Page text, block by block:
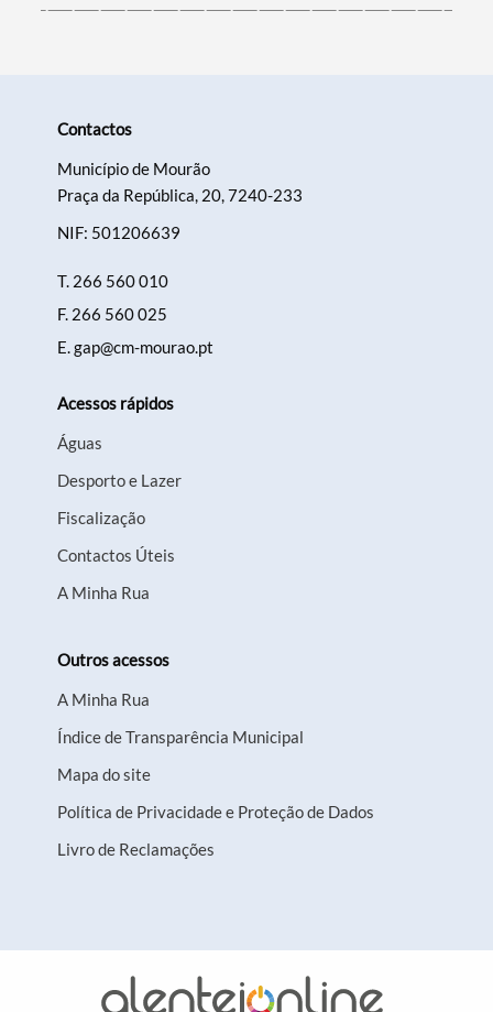
Contactos
Município de Mourão
Praça da República, 20, 7240-233
NIF: 501206639
T. 266 560 010
F. 266 560 025
E.gap@cm-mourao.pt
Acessos rápidos
Águas
Desporto e Lazer
Fiscalização
Contactos Úteis
A Minha Rua
Outros acessos
A Minha Rua
Índice de Transparência Municipal
Mapa do site
Política de Privacidade e Proteção de Dados
Livro de Reclamações